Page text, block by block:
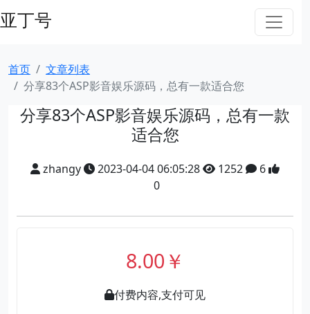
亚丁号
首页
文章列表
分享83个ASP影音娱乐源码，总有一款适合您
分享83个ASP影音娱乐源码，总有一款
适合您
zhangy 2023-04-04 06:05:28 1252
6
0
8.00￥
付费内容,支付可见